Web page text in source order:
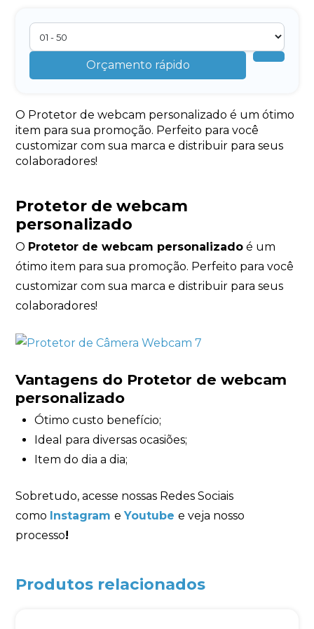
Orçamento rápido
O Protetor de webcam personalizado é um ótimo
item para sua promoção. Perfeito para você
customizar com sua marca e distribuir para seus
colaboradores!
Protetor de webcam
personalizado
O Protetor de webcam personalizado é um
ótimo item para sua promoção. Perfeito para você
customizar com sua marca e distribuir para seus
colaboradores!
Vantagens do Protetor de webcam
personalizado
Ótimo custo benefício;
Ideal para diversas ocasiões;
Item do dia a dia;
Sobretudo, acesse nossas Redes Sociais
como Instagram eYoutube e veja nosso
processo!
Produtos relacionados